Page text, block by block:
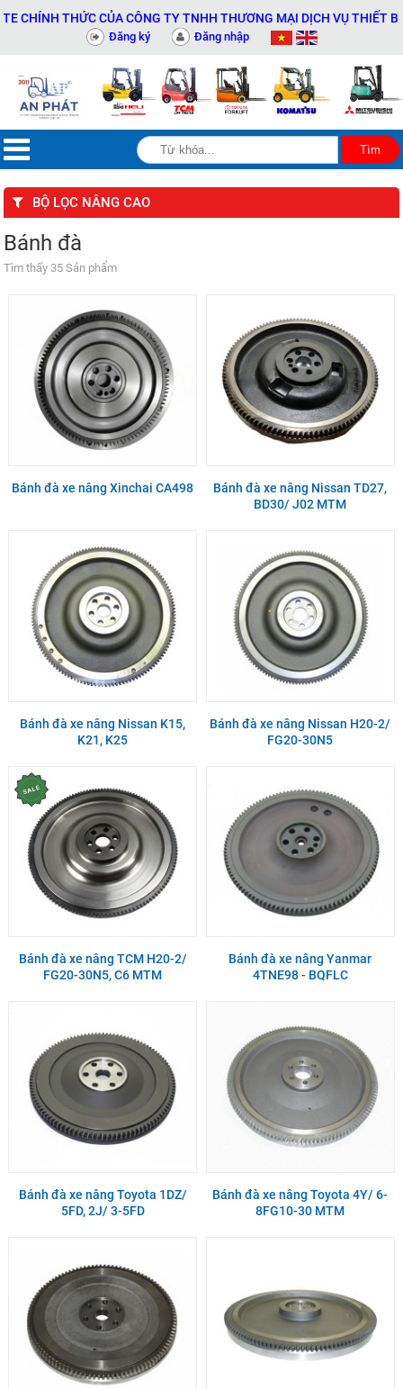
THỨC CỦA CÔNG TY TNHH THƯƠNG MẠI DỊCH VỤ THIẾT BỊ KỸ
Đăng ký Đăng nhập
BỘ LỌC NÂNG CAO
Bánh đà
Tìm thấy 35 Sản phẩm
Bánh đà xe nâng Xinchai CA498
Bánh đà xe nâng Nissan TD27,
BD30/ J02 MTM
Bánh đà xe nâng Nissan K15,
K21, K25
Bánh đà xe nâng Nissan H20-2/
FG20-30N5
Bánh đà xe nâng TCM H20-2/
FG20-30N5, C6 MTM
Bánh đà xe nâng Yanmar
4TNE98 - BQFLC
Bánh đà xe nâng Toyota 1DZ/
5FD, 2J/ 3-5FD
Bánh đà xe nâng Toyota 4Y/ 6-
8FG10-30 MTM